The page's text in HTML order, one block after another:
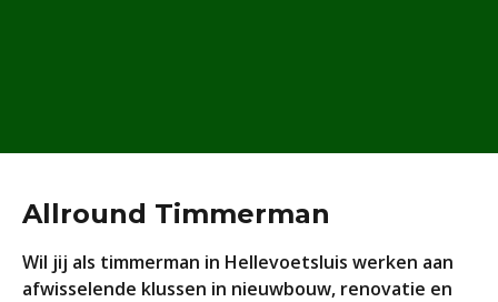
Allround Timmerman
Wil jij als timmerman in Hellevoetsluis werken aan
afwisselende klussen in nieuwbouw, renovatie en